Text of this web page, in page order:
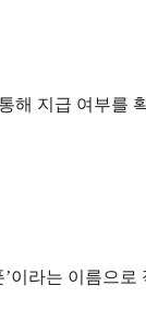
해 지급 여부를
이라는 이름으